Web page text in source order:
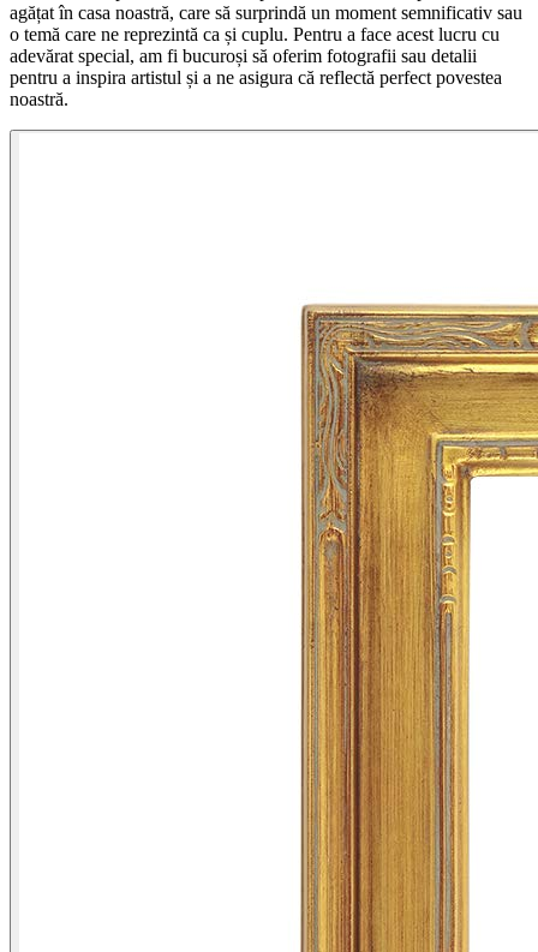
agățat în casa noastră, care să surprindă un moment semnificativ sau
o temă care ne reprezintă ca și cuplu. Pentru a face acest lucru cu
adevărat special, am fi bucuroși să oferim fotografii sau detalii
pentru a inspira artistul și a ne asigura că reflectă perfect povestea
noastră.